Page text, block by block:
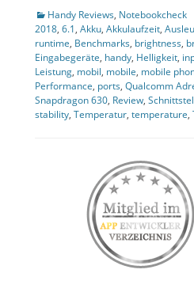
Kategorien
Handy Reviews, Notebookcheck
2018, 6.1, Akku, Akkulaufzeit,
runtime, Benchmarks, brightness,
Eingabegeräte, handy, Helligkeit,
Leistung, mobil, mobile, mobile
Performance, ports, Qualcomm
Snapdragon 630, Review,
stability, Temperatur, temperature,